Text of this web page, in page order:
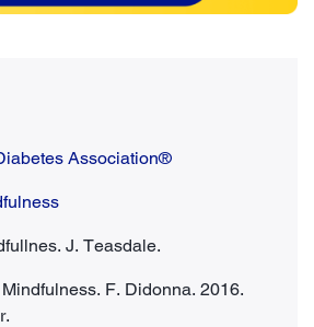
Association®
J. Teasdale.
F. Didonna. 2016.